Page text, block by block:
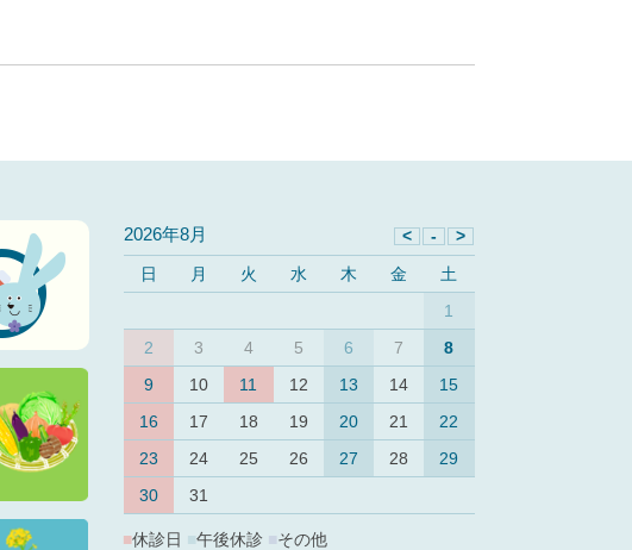
2026年8月
日 月 火 水 木 金
土
1
2
3 4 5 6 7
8
9
10 11 12 13 14
15
16
17 18 19 20 21
22
23
24 25 26 27 28
29
30
31
■休診日 ■午後休診 その他